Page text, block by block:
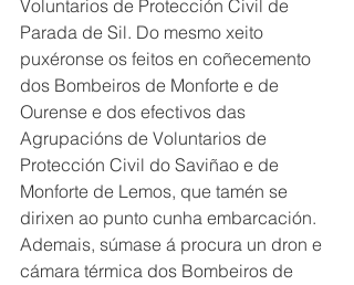
Voluntarios de Protección Civil de
Parada de Sil. Do mesmo xeito
puxéronse os feitos en coñecemento
dos Bombeiros de Monforte e de
Ourense e dos efectivos das
Agrupacións de Voluntarios de
Protección Civil do Saviñao e de
Monforte de Lemos, que tamén se
dirixen ao punto cunha embarcación.
Ademais, súmase á procura un dron e
cámara térmica dos Bombeiros de